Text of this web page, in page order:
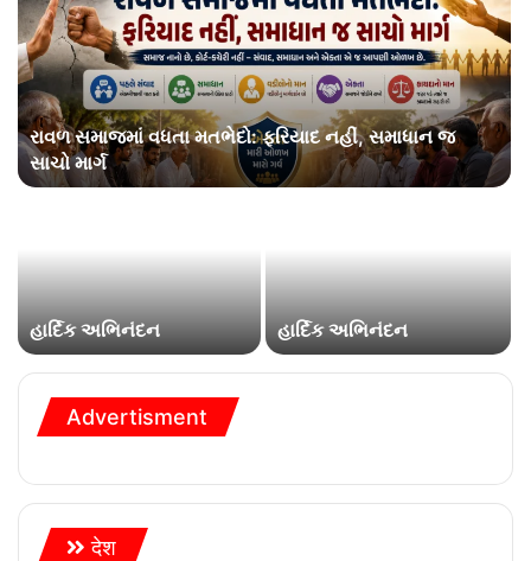
રાવળ સમાજમાં વધતા મતભેદો: ફરિયાદ નહીં, સમાધાન જ
સાચો માર્ગ
હાર્દિક અભિનંદન હાર્દિક અભિનંદન
Advertisment
देश